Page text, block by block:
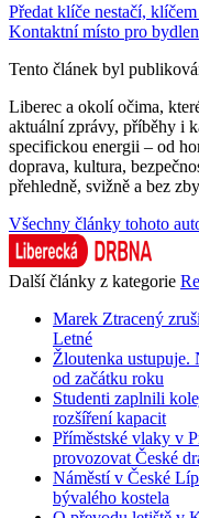
Předat klíče nestačí,
Kontaktní místo pro
Tento článek byl
Liberec a okolí očima,
aktuální zprávy, příběhy i
specifickou energii – od
doprava, kultura,
přehledně, svižně a bez
Všechny články tohoto
Další články z kategorie
Marek Ztracený
Letné
Žloutenka ustupuje.
od začátku roku
Studenti zaplnili
rozšíření kapacit
Příměstské vlaky v
provozovat České
Náměstí v České
bývalého kostela